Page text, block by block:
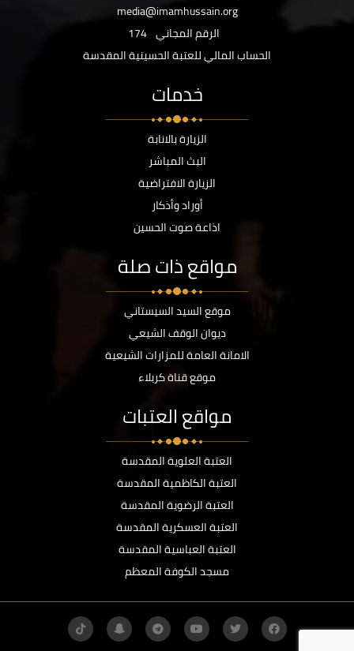
media@imamhussain.org
الرقم المجاني 174
الحساب المالي للعتبة الحسينية المقدسة
خدمات
الزيارة بالانابة
البث المباشر
الزيارة الافتراضية
أوراد وأذكار
اذاعة صوت الحسين
مواقع ذات صلة
موقع السيد السيستاني
ديوان الوقف الشيعي
الامانة العامة للمزارات الشيعية
موقع قناة كربلاء
مواقع العتبات
العتبة العلوية المقدسة
العتبة الكاظمية المقدسة
العتبة الرضوية المقدسة
العتبة العسكرية المقدسة
العتبة العباسية المقدسة
مسجد الكوفة المعظم